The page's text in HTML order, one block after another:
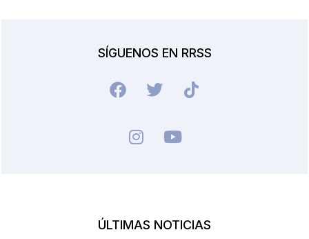
SÍGUENOS EN RRSS
ÚLTIMAS NOTICIAS